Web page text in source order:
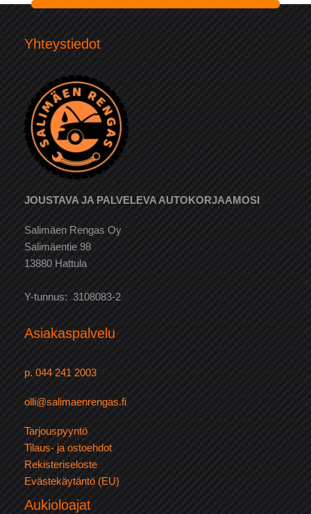
Yhteystiedot
JOUSTAVA JA PALVELEVA AUTOKORJAAMOSI
Salimäen Rengas Oy
Salimäentie 98
13880 Hattula
Y-tunnus: 3108083-2
Asiakaspalvelu
p. 044 241 2003
olli@salimaenrengas.fi
Tarjouspyyntö
Tilaus- ja ostoehdot
Rekisteriseloste
Evästekäytäntö (EU)
Aukioloajat